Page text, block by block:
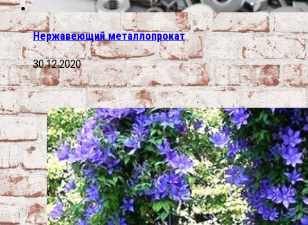
Нержавеющий металлопрокат
30.12.2020